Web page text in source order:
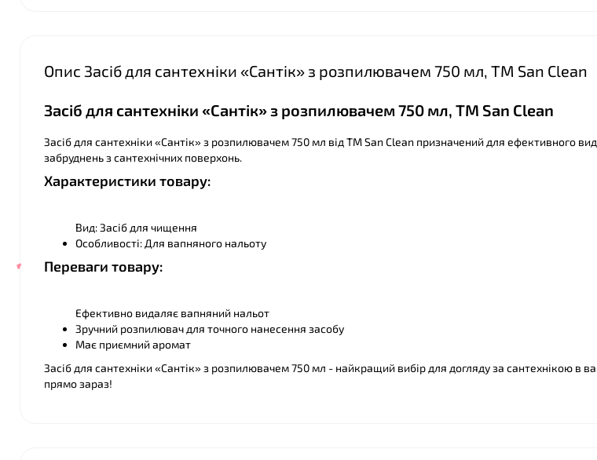
Опис Засіб для сантехніки «Сантік» з розпилювачем 750 мл, ТМ San Clean
Засіб для сантехніки «Сантік» з розпилювачем 750 мл, ТМ San Clean
Засіб для сантехніки «Сантік» з розпилювачем 750 мл від ТМ San Clean призначений для ефективного
забруднень з сантехнічних поверхонь.
Характеристики товару:
Вид: Засіб для чищення
Особливості: Для вапняного нальоту
Переваги товару:
Ефективно видаляє вапняний нальот
Зручний розпилювач для точного нанесення засобу
Має приємний аромат
Засіб для сантехніки «Сантік» з розпилювачем 750 мл - найкращий вибір для догляду за сантехнікою в
прямо зараз!
❤